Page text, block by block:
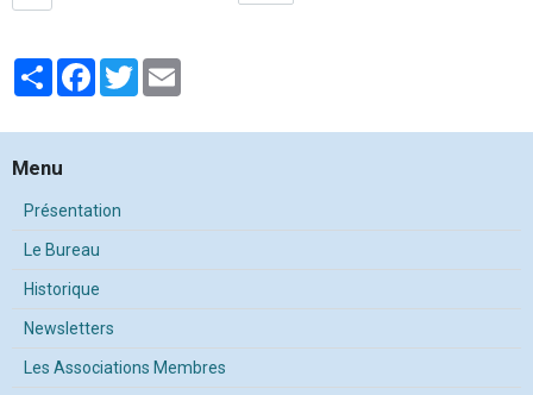
PartagerFacebook
Twitter
Menu
Présentation
Le Bureau
Historique
Newsletters
Les Associations Membres